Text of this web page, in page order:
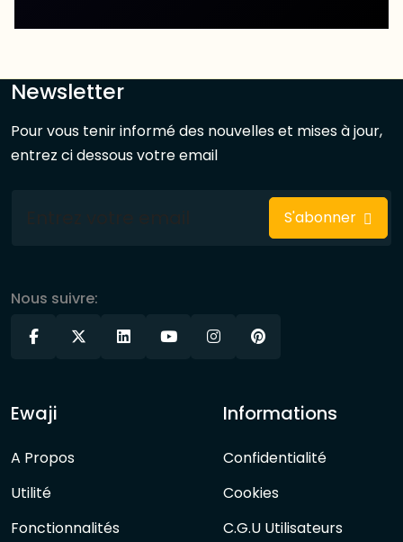
Newsletter
Pour vous tenir informé des nouvelles et mises à jour,
entrez ci dessous votre email
S'abonner
Nous suivre:
Ewaji
A Propos
Utilité
Fonctionnalités
Informations
Confidentialité
Cookies
C.G.U Utilisateurs